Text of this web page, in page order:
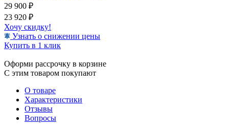
29 900 ₽
23 920 ₽
Хочу скидку!
Узнать о снижении цены
Купить в 1 клик
Оформи рассрочку в корзине
С этим товаром покупают
О товаре
Характеристики
Отзывы
Вопросы